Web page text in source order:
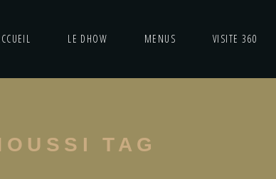
LE DHOW MENUS VISITE 360
TAG